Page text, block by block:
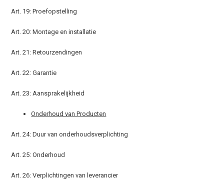
Art. 19: Proefopstelling
Art. 20: Montage en installatie
Art. 21: Retourzendingen
Art. 22: Garantie
Art. 23: Aansprakelijkheid
Onderhoud van Producten
Art. 24: Duur van onderhoudsverplichting
Art. 25: Onderhoud
Art. 26: Verplichtingen van leverancier